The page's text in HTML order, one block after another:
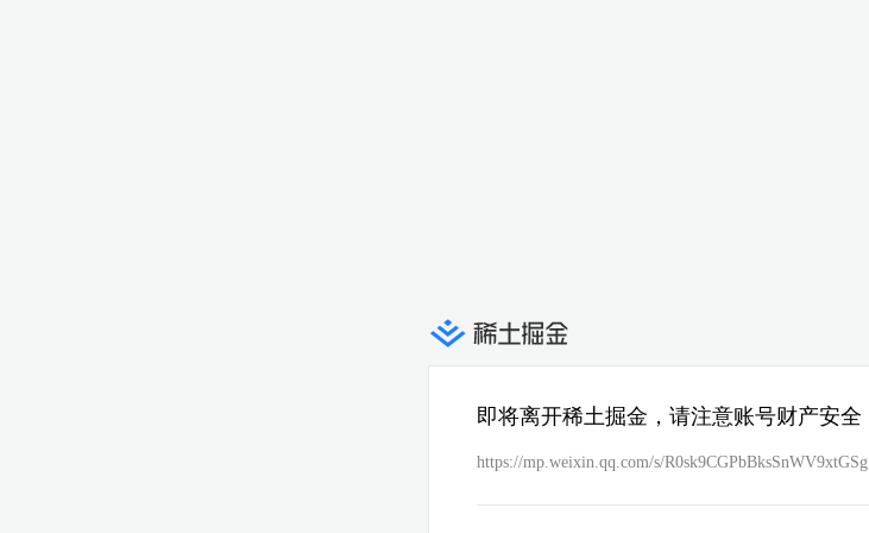
即将离开稀土掘金，请注意账号财产安全
https://mp.weixin.qq.com/s/R0sk9CGPbBksSnWV9xtGSg